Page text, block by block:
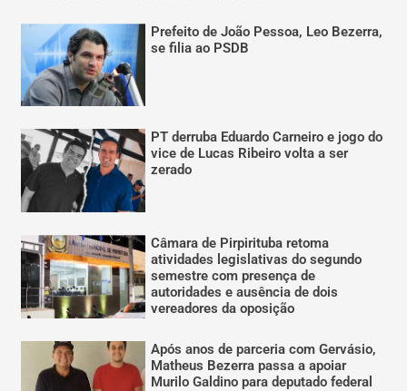
Prefeito de João Pessoa, Leo Bezerra,
se filia ao PSDB
PT derruba Eduardo Carneiro e jogo do
vice de Lucas Ribeiro volta a ser
zerado
Câmara de Pirpirituba retoma
atividades legislativas do segundo
semestre com presença de
autoridades e ausência de dois
vereadores da oposição
Após anos de parceria com Gervásio,
Matheus Bezerra passa a apoiar
Murilo Galdino para deputado federal